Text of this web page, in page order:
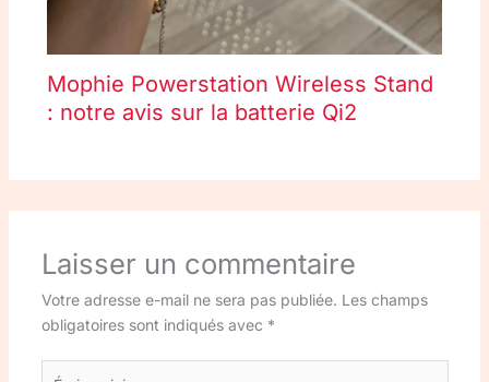
Mophie Powerstation Wireless Stand
: notre avis sur la batterie Qi2
Laisser un commentaire
Votre adresse e-mail ne sera pas publiée. Les champs
obligatoires sont indiqués avec *
Écrivez